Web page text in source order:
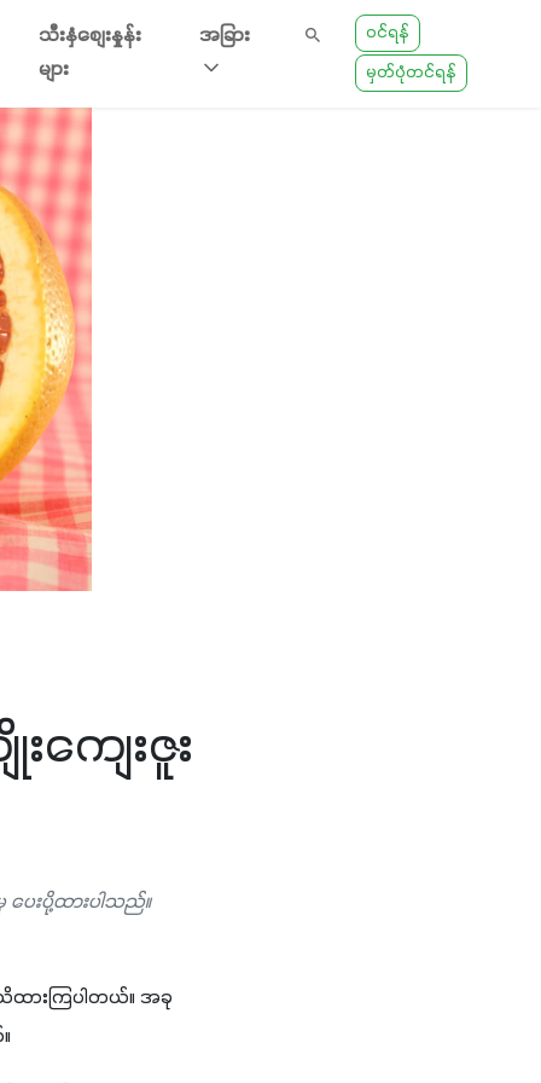
သီးနှံစျေးနှုန်း
များ
အခြား
ဝင်ရန်
မှတ်ပုံတင်ရန်
ျေးဇူး
ပေးပို့ထားပါသည်။
ားကြပါတယ်။ အခု